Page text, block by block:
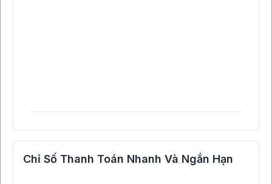
Chỉ Số Thanh Toán Nhanh Và Ngắn Hạn